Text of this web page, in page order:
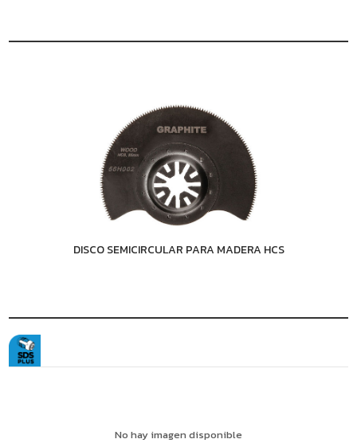
DISCO SEMICIRCULAR PARA MADERA HCS
No hay imagen disponible